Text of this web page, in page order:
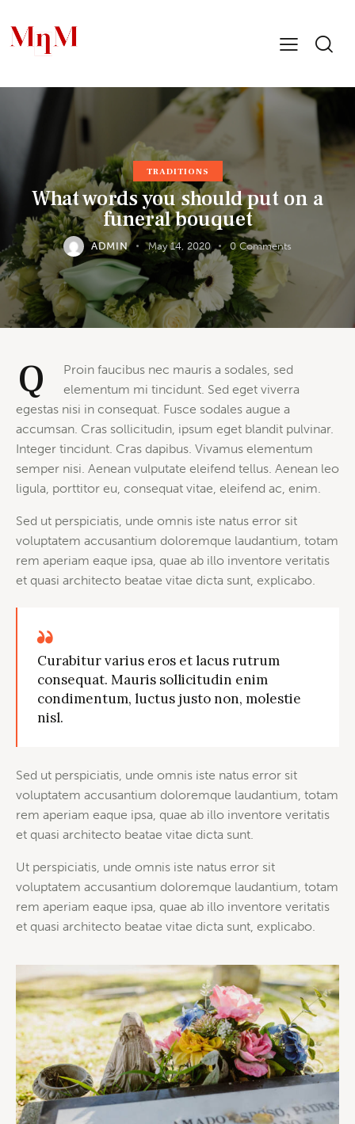
TRADITIONS
What words you should put on a
funeral bouquet
ADMIN May 14, 2020 0 Comments
Q
Proin faucibus nec mauris a sodales, sed
elementum mi tincidunt. Sed eget viverra
egestas nisi in consequat. Fusce sodales augue a
accumsan. Cras sollicitudin, ipsum eget blandit pulvinar.
Integer tincidunt. Cras dapibus. Vivamus elementum
semper nisi. Aenean vulputate eleifend tellus. Aenean leo
ligula, porttitor eu, consequat vitae, eleifend ac, enim.
Sed ut perspiciatis, unde omnis iste natus error sit
voluptatem accusantium doloremque laudantium, totam
rem aperiam eaque ipsa, quae ab illo inventore veritatis
et quasi architecto beatae vitae dicta sunt, explicabo.
Curabitur varius eros et lacus rutrum
consequat. Mauris sollicitudin enim
condimentum, luctus justo non, molestie
nisl.
Sed ut perspiciatis, unde omnis iste natus error sit
voluptatem accusantium doloremque laudantium, totam
rem aperiam eaque ipsa, quae ab illo inventore veritatis
et quasi architecto beatae vitae dicta sunt.
Ut perspiciatis, unde omnis iste natus error sit
voluptatem accusantium doloremque laudantium, totam
rem aperiam eaque ipsa, quae ab illo inventore veritatis
et quasi architecto beatae vitae dicta sunt, explicabo.